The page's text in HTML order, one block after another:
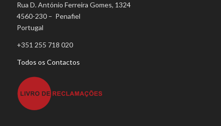
Rua D. António Ferreira Gomes, 1324
4560-230 – Penafiel
Portugal
+351 255 718 020
Todos os Contactos